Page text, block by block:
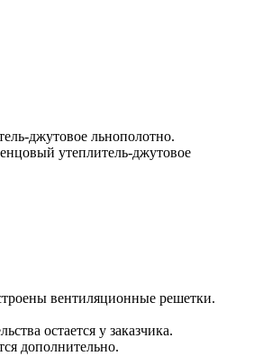
джутовое льнополотно.
утеплитель-джутовое
вентиляционные решетки.
остается у заказчика.
дополнительно.